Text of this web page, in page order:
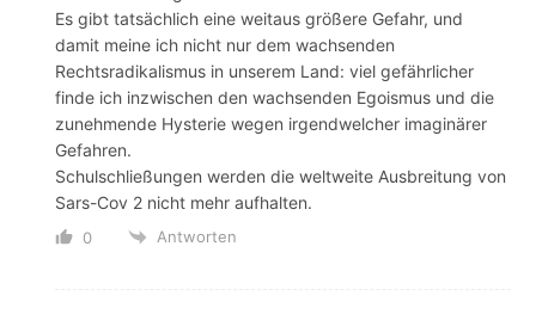
Es gibt tatsächlich eine weitaus größere Gefahr, und
damit meine ich nicht nur dem wachsenden
Rechtsradikalismus in unserem Land: viel gefährlicher
finde ich inzwischen den wachsenden Egoismus und die
zunehmende Hysterie wegen irgendwelcher imaginärer
Gefahren.
Schulschließungen werden die weltweite Ausbreitung von
Sars-Cov 2 nicht mehr aufhalten.
0 Antworten